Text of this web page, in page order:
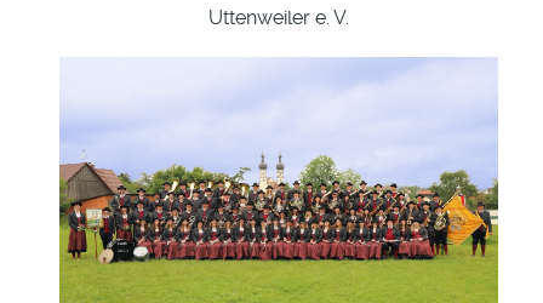
Uttenweiler e. V.